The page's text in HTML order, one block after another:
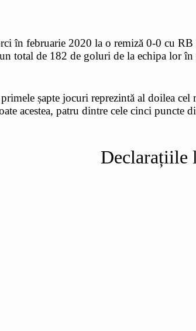
în februarie 2020 la o remiză 0-0 cu
total de 182 de goluri de la echipa lor
șapte jocuri reprezintă al doilea cel
acestea, patru dintre cele cinci puncte
Declarațiile